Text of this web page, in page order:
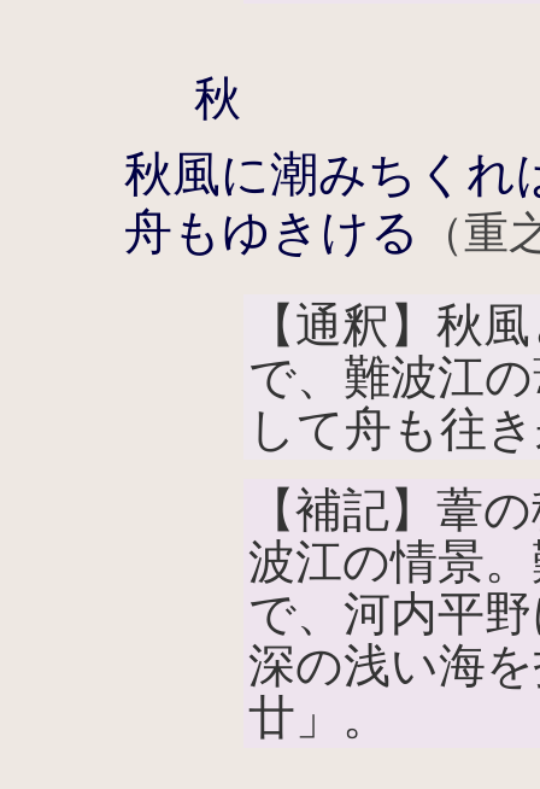
秋
秋風に潮みちくれ
舟もゆきける
（重
【通釈】秋
で、難波江
して舟も往
【補記】葦
波江の情景
で、河内平
深の浅い海
廿」。